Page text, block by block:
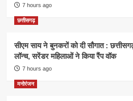
7 hours ago
छत्तीसगढ़
सीएम साय ने बुनकरों को दी सौगात :
लॉन्च, सरेंडर महिलाओं ने किया रैंप वॉक
7 hours ago
मनोरंजन